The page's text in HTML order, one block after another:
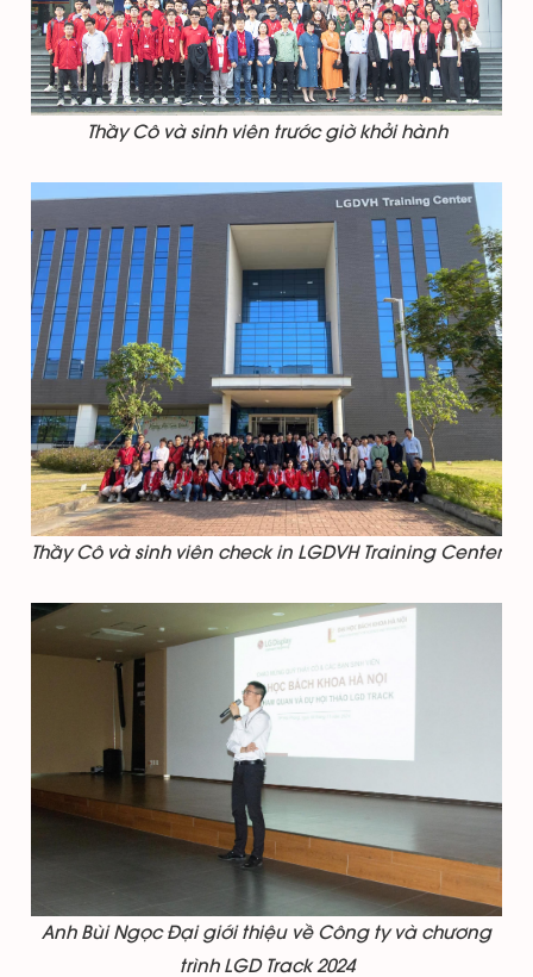
Thầy Cô và sinh viên trước giờ khởi hành
Thầy Cô và sinh viên check in LGDVH Training Center
Anh Bùi Ngọc Đại giới thiệu về Công ty và chương
trình LGD Track 2024